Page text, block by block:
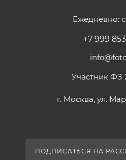
Ежедневно: с
+7 999
Участник ФЗ
г. Москва, ул.
ПОДПИСАТЬСЯ НА